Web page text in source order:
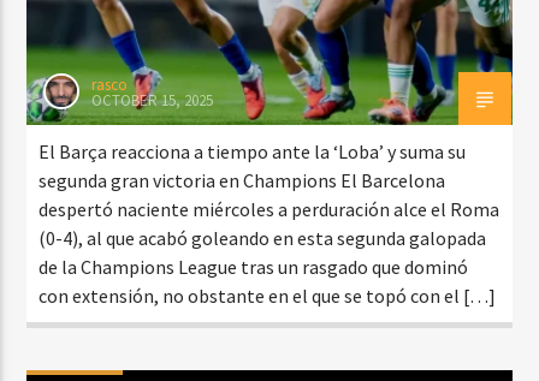
rasco
OCTOBER 15, 2025
El Barça reacciona a tiempo ante la ‘Loba’ y suma su
segunda gran victoria en Champions El Barcelona
despertó naciente miércoles a perduración alce el Roma
(0-4), al que acabó goleando en esta segunda galopada
de la Champions League tras un rasgado que dominó
con extensión, no obstante en el que se topó con el […]